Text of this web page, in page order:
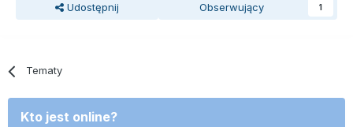
Udostępnij Obserwujący 1
Tematy
Kto jest online?